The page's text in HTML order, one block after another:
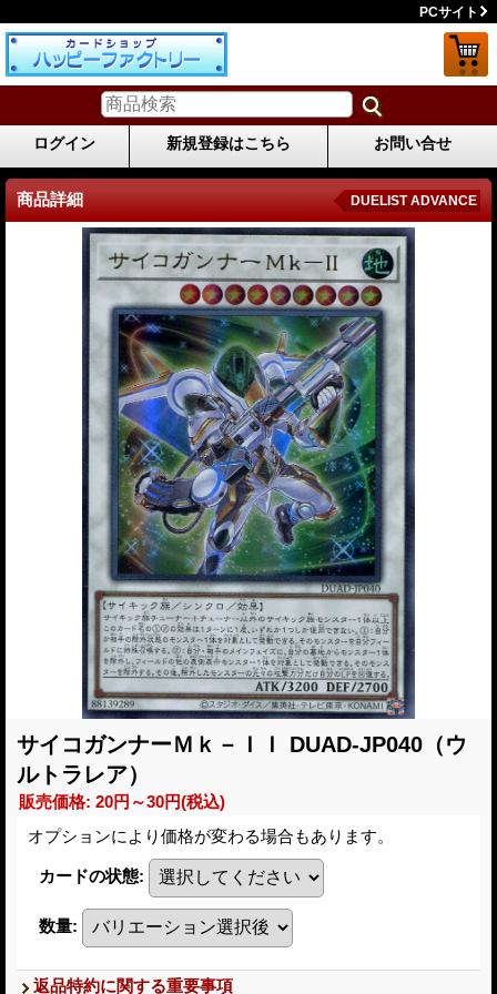
PCサイト
ログイン 新規登録はこちら お問い合せ
商品詳細 DUELIST ADVANCE
サイコガンナーＭｋ－ＩＩ DUAD-JP040（ウ
ルトラレア）
販売価格: 20円～30円(税込)
オプションにより価格が変わる場合もあります。
カードの状態:
数量:
返品特約に関する重要事項